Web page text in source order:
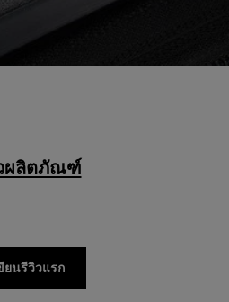
ผลิตภัณฑ์
ยนรีวิวแรก